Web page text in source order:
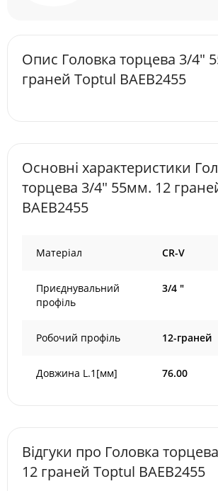
Опис Головка торцева 3/4"
граней Toptul BAEB2455
Основні характеристики
торцева 3/4" 55мм. 12
BAEB2455
Матеріал CR-V
Приєднувальний
профіль
3/4 "
Робочий профіль 12-граней
Довжина L.1[мм] 76.00
Відгуки про Головка
12 граней Toptul BAEB2455